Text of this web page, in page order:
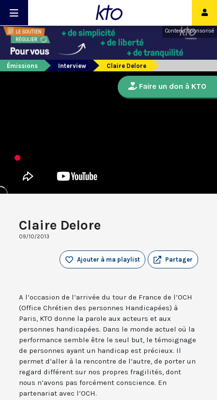
Contenu sponsorisé
Émissions Interview Claire Delore
Claire Delore
09/10/2013
Partager
Ajouter à ma playlist
A l’occasion de l’arrivée du tour de France de l’OCH
(Office Chrétien des personnes Handicapées) à
Paris, KTO donne la parole aux acteurs et aux
personnes handicapées. Dans le monde actuel où la
performance semble être le seul but, le témoignage
de personnes ayant un handicap est précieux. Il
permet d’aller à la rencontre de l’autre, de porter un
regard différent sur nos propres fragilités, dont
nous n’avons pas forcément conscience. En
partenariat avec l’OCH.
Faire un don à KTO